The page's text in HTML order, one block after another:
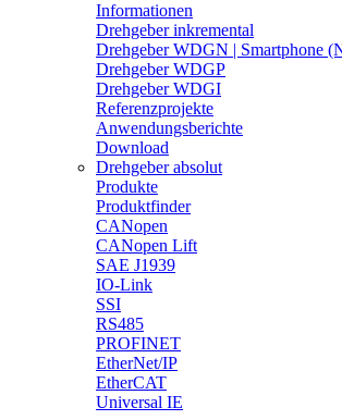
Informationen
Drehgeber inkremental
Drehgeber WDGN | Smartphone
Drehgeber WDGP
Drehgeber WDGI
Referenzprojekte
Anwendungsberichte
Download
Drehgeber absolut
Produkte
Produktfinder
CANopen
CANopen Lift
SAE J1939
IO-Link
SSI
RS485
PROFINET
EtherNet/IP
EtherCAT
Universal IE